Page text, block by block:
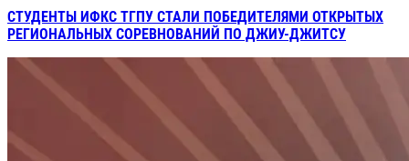
СТУДЕНТЫ ИФКС ТГПУ СТАЛИ ПОБЕДИТЕЛЯМИ ОТКРЫТЫХ
РЕГИОНАЛЬНЫХ СОРЕВНОВАНИЙ ПО ДЖИУ-ДЖИТСУ